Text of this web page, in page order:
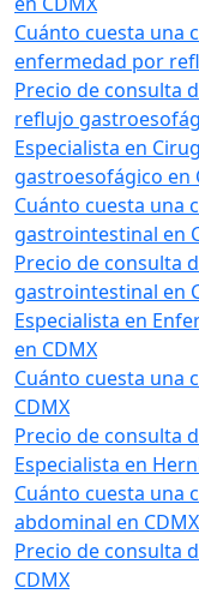
Cuánto cuesta una
enfermedad por
Precio de consulta
reflujo
Especialista en
gastroesofágico en
Cuánto cuesta una
gastrointestinal en
Precio de consulta
gastrointestinal en
Especialista en
en CDMX
Cuánto cuesta una
CDMX
Precio de consulta
Especialista en
Cuánto cuesta una
abdominal en CDMX
Precio de consulta
CDMX